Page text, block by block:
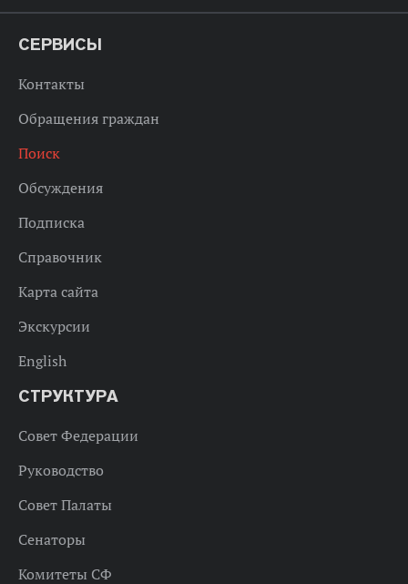
СЕРВИСЫ
Контакты
Обращения граждан
Поиск
Обсуждения
Подписка
Справочник
Карта сайта
Экскурсии
English
СТРУКТУРА
Совет Федерации
Руководство
Совет Палаты
Сенаторы
Комитеты СФ